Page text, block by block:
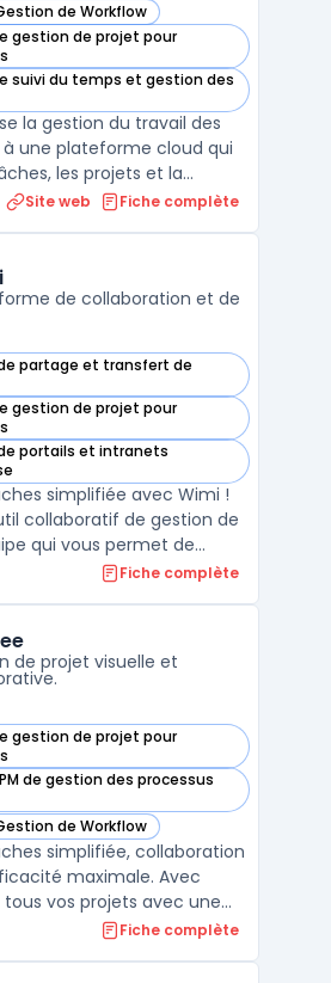
de Workflow
cette catégorie
gestion de projet pour
cette catégorie
suivi du temps et gestion des
cette catégorie
la gestion du travail des
une plateforme cloud qui
les projets et la
sein de l’entreprise. Les
la charge, à suivre
Site web Fiche complète
de collaboration et de
partage et transfert de
cette catégorie
gestion de projet pour
cette catégorie
portails et intranets
cette catégorie
simplifiée avec Wimi !
collaboratif de gestion de
qui vous permet de
et plus
de votre équipe et
...
Fiche complète
de projet visuelle et
gestion de projet pour
cette catégorie
de gestion des processus
cette catégorie
de Workflow
cette catégorie
simplifiée, collaboration
maximale. Avec
tous vos projets avec une
et personnalisable.
Fiche complète